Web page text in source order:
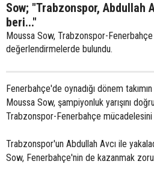
Sow; "Trabzonspor, Abdullah
beri..."
Moussa Sow, Trabzonspor-Fenerbahçe
değerlendirmelerde bulundu.
Fenerbahçe'de oynadığı dönem
Moussa Sow, şampiyonluk yarışını
Trabzonspor-Fenerbahçe
Trabzonspor'un Abdullah Avcı ile
Sow, Fenerbahçe'nin de kazanmak